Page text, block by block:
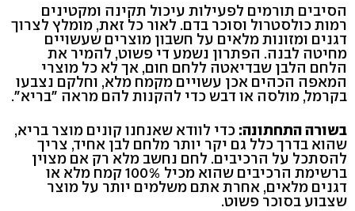
הסיבים תורמים לפעילות עיכול תקינה ומקטינים
רמות כולסטרול וסוכר בדם. לאור כל זאת, מומלץ לצרוך
דגנים ומזונות מלאים על חשבון מוצרים שעשויים
מחיטה לבנה. הפתרון נשמע די פשוט, להמיר את
הלחם הלבן שבדיאטה ללחם חום, אך לא כל מוצרי
המאפה הכהים אכן עשויים מקמח מלא, וחלקם נצבעו
בקרמל, מולסה או דבש כדי להקנות להם מראה "בריא".
בשורה התחתונה: כדי לוודא שאנחנו קונים מוצר בריא,
שהוא בדרך כלל גם יקר יותר מלחם לבן אחיד, צריך
להסתכל על הרכיבים. לחם נחשב מלא רק אם מצוין
ברשימת הרכיבים שהוא מכיל 100% קמח מלא או
דגנים מלאים, אחרת אתם משלמים יותר על מוצר
שצבוע בסוכר פשוט.